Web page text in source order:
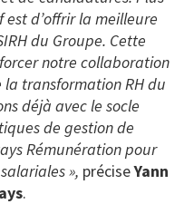
d’offrir la meilleure
du Groupe. Cette
notre collaboration
transformation RH du
déjà avec le socle
de gestion de
Rémunération pour
», préciseYann
.